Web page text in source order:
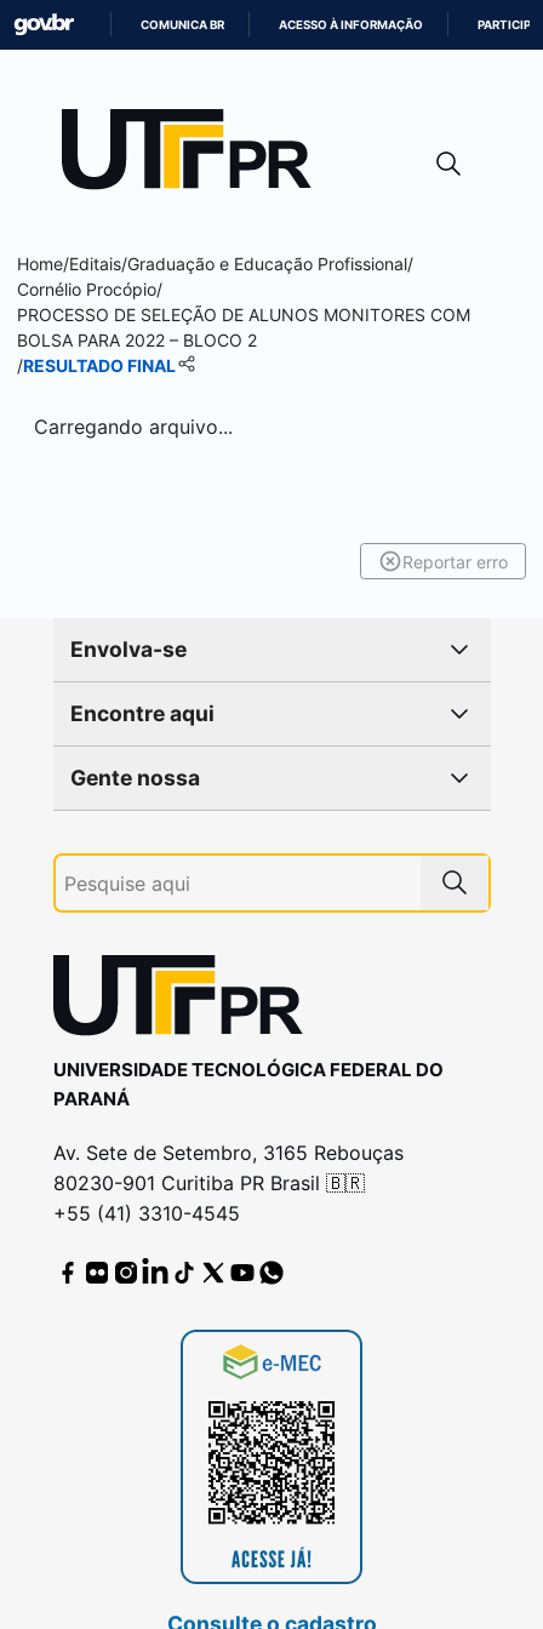
CONTEÚDO
COMUNICA BR ACESSO À INFORMAÇÃO PARTICIPE
Home/Editais/Graduação e Educação Profissional/
Cornélio Procópio/
PROCESSO DE SELEÇÃO DE ALUNOS MONITORES COM
BOLSA PARA 2022 – BLOCO 2
/RESULTADO FINAL
Carregando arquivo...
Reportar erro
Envolva-se
Encontre aqui
Gente nossa
UNIVERSIDADE TECNOLÓGICA FEDERAL DO
PARANÁ
Av. Sete de Setembro, 3165 Rebouças
80230-901 Curitiba PR Brasil 🇧🇷
+55 (41) 3310-4545
Consulte o cadastro